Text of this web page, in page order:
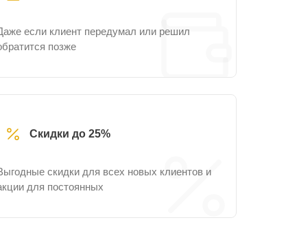
если клиент передумал или решил
позже
Скидки до 25%
скидки для всех новых клиентов и
для постоянных